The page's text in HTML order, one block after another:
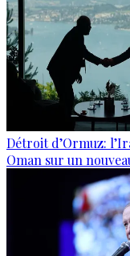
Détroit d’Ormuz:
Oman sur un